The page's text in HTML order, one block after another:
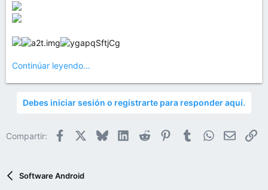
Continúar leyendo...
Debes iniciar sesión o registrarte para responder aquí.
Compartir: Facebook BlueskyLinkedIn
Reddit PinterestTumblrWhatsApp
Email
Software Android